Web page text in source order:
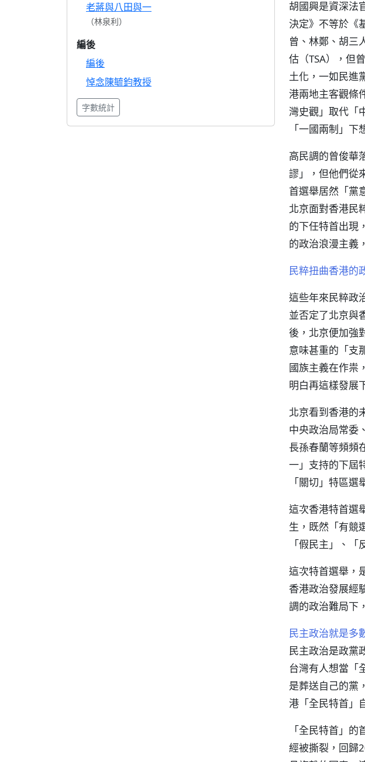
老蔣與八田與一
（林泉利）
編後
編後
悼念陳毓鈞教授
字數統計
胡國興是資深法
決定》不等於《
曾、林鄭、胡三
估（TSA），但
土化，一如民進
港兩地主客觀條
灣史觀」取代「
「一國兩制」
高民調的曾俊華
謬」，但他們從
首選舉居然「黨
北京面對香港民
的下任特首出現
的政治浪漫主義
民粹扭曲香港的
這些年來民粹政
並否定了北京與
後，北京便加強
意味甚重的「支
國族主義在作祟
明白再這樣發展
北京看到香港的
中央政治局常委
長孫春蘭等頻頻
一」支持的下屆
「關切」特區
這次香港特首選
生，既然「有競
「假民主」、
這次特首選舉，
香港政治發展經
調的政治難局下
民主政治就是多
民主政治是政黨
台灣有人想當「
是葬送自己的黨
港「全民特首」
「全民特首」
經被撕裂，回歸